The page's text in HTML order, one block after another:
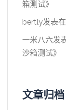
箱测试》
bertly发表
一米八六发
沙箱测试》
文章归档